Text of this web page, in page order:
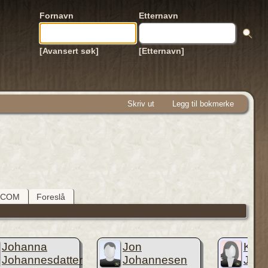
Fornavn Etternavn
[Avansert søk] [Etternavn]
Skriv ut Legg til bokmerke
Foreslå
Johanna
Johannesdatter
Jon
Johannesen
Kari